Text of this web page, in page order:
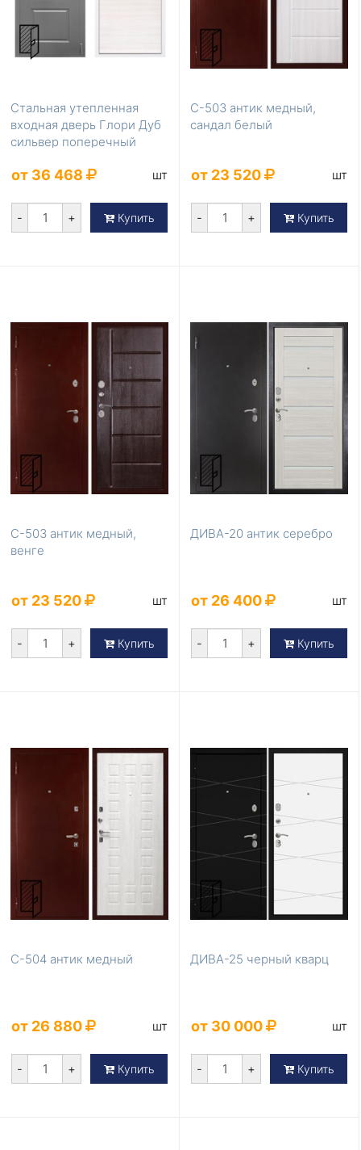
Стальная утепленная
входная дверь Глори Дуб
сильвер поперечный
от 36 468 шт
- + Купить
С-503 антик медный,
сандал белый
от 23 520 шт
- + Купить
С-503 антик медный,
венге
от 23 520 шт
- + Купить
ДИВА-20 антик серебро
от 26 400 шт
- + Купить
С-504 антик медный
от 26 880 шт
- + Купить
ДИВА-25 черный кварц
от 30 000 шт
- + Купить